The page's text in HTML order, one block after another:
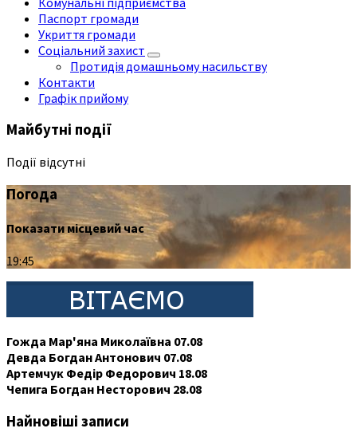
Паспорт громади
Укриття громади
Соціальний захист
Протидія домашньому насильству
Контакти
Графік прийому
Майбутні події
Події відсутні
Погода
Показати місцевий час
19:45
Гожда Мар'яна Миколаївна 07.08
Девда Богдан Антонович 07.08
Артемчук Федір Федорович 18.08
Чепига Богдан Несторович 28.08
Найновіші записи